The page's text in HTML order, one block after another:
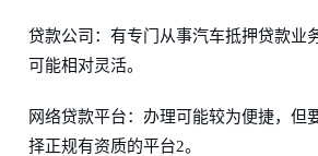
贷款公司：有专门从事汽车抵押贷款业
可能相对灵活。
网络贷款平台：办理可能较为便捷，但
择正规有资质的平台2。